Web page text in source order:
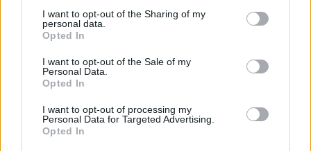
I want to opt-out of the Sharing of my
personal data.
Opted In
I want to opt-out of the Sale of my
Personal Data.
Opted In
I want to opt-out of processing my
Personal Data for Targeted Advertising.
Opted In
Meine Stadt liegt in Spanien
_ es gibt eine schöne Kathedrale
_ Der Weinbau ist wichtig für die regionale Wirtschaft.
_ Auch der Weinbau ist wichtig für die regionale Wirtschaft.
_ In diese Stadt befindet sich ein Automobil-Montagewerk
und ca. 480 Mitarbeitern (Stand: 2018).
_ Die Stadt liegt in der Region Kastilien - Leon